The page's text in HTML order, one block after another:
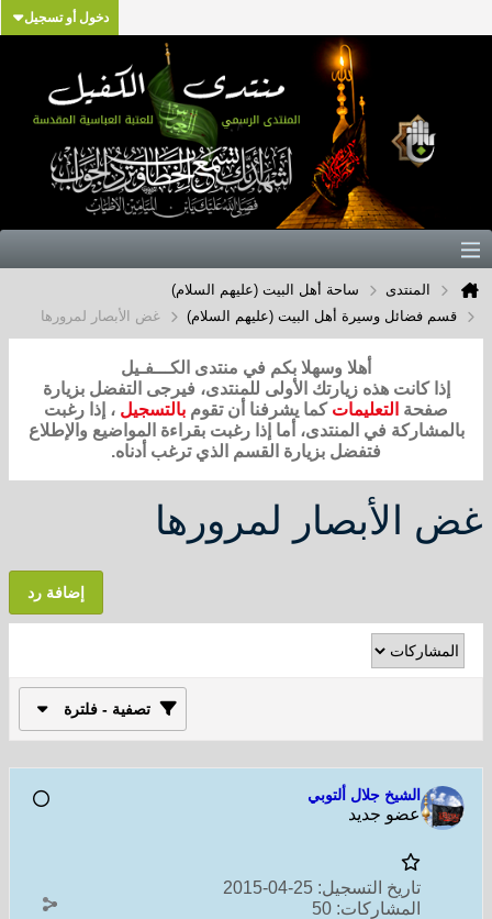
دخول أو تسجيل
المنتدى
ساحة أهل البيت (عليهم السلام)
قسم فضائل وسيرة أهل البيت (عليهم السلام)
غض الأبصار لمرورها
أهلا وسهلا بكم في منتدى الكـــفـيل
إذا كانت هذه زيارتك الأولى للمنتدى، فيرجى التفضل بزيارة
صفحة التعليمات كما يشرفنا أن تقوم بالتسجيل ، إذا رغبت
بالمشاركة في المنتدى، أما إذا رغبت بقراءة المواضيع والإطلاع
فتفضل بزيارة القسم الذي ترغب أدناه.
غض الأبصار لمرورها
إضافة رد
تصفية - فلترة
الشيخ جلال ألتوبي
عضو جديد
تاريخ التسجيل: 25-04-2015
المشاركات: 50